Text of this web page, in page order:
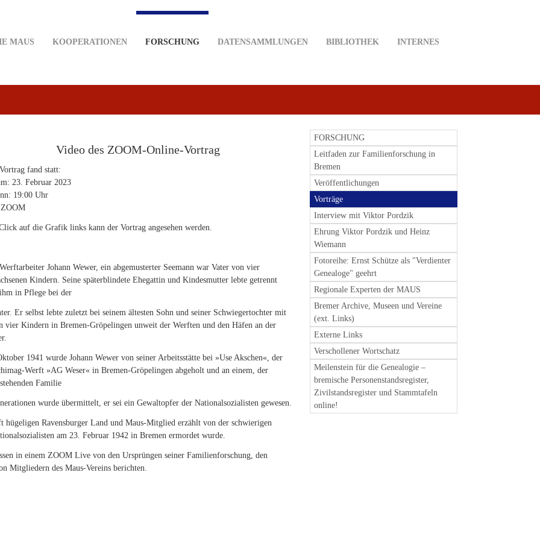
MAUS KOOPERATIONEN FORSCHUNG DATENSAMMLUNGEN BIBLIOTHEK INTERNES
Video des ZOOM-Online-Vortrag
fand statt:
23. Februar 2023
19:00 Uhr
auf die Grafik links kann der Vortrag angesehen werden.
Johann Wewer, ein abgemusterter Seemann war Vater von vier
Kindern. Seine späterblindete Ehegattin und Kindesmutter lebte getrennt
in Pflege bei der
Er selbst lebte zuletzt bei seinem ältesten Sohn und seiner Schwiegertochter mit
vier Kindern in Bremen-Gröpelingen unweit der Werften und den Häfen an der
1941 wurde Johann Wewer von seiner Arbeitsstätte bei »Use Akschen«, der
Werft »AG Weser« in Bremen-Gröpelingen abgeholt und an einem, der
Familie
wurde übermittelt, er sei ein Gewaltopfer der Nationalsozialisten gewesen.
hügeligen Ravensburger Land und Maus-Mitglied erzählt von der schwierigen
am 23. Februar 1942 in Bremen ermordet wurde.
in einem ZOOM Live von den Ursprüngen seiner Familienforschung, den
Mitgliedern des Maus-Vereins berichten.
FORSCHUNG
Leitfaden zur Familienforschung in
Bremen
Veröffentlichungen
Vorträge
Interview mit Viktor Pordzik
Ehrung Viktor Pordzik und Heinz
Wiemann
Fotoreihe: Ernst Schütze als "Verdienter
Genealoge" geehrt
Regionale Experten der MAUS
Bremer Archive, Museen und Vereine
(ext. Links)
Externe Links
Verschollener Wortschatz
Meilenstein für die Genealogie –
bremische Personenstandsregister,
Zivilstandsregister und Stammtafeln
online!